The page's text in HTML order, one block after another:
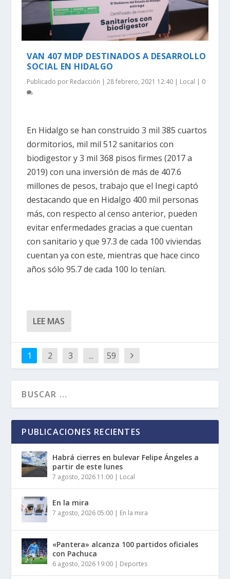
VAN 407 MDP DESTINADOS A DESARROLLO
SOCIAL EN HIDALGO
Publicado por Redacción |28 febrero, 2021 12:40 | Local | 0
En Hidalgo se han construido 3 mil 385 cuartos
dormitorios, mil mil 512 sanitarios con
biodigestor y 3 mil 368 pisos firmes (2017 a
2019) con una inversión de más de 407.6
millones de pesos, trabajo que el Inegi captó
destacando que en Hidalgo 400 mil personas
más, con respecto al censo anterior, pueden
evitar enfermedades gracias a que cuentan
con sanitario y que 97.3 de cada 100 viviendas
cuentan ya con este, mientras que hace cinco
años sólo 95.7 de cada 100 lo tenían.
LEE MAS
1 2 3 ... 59
PUBLICACIONES RECIENTES
Habrá cierres en bulevar Felipe Ángeles a
partir de este lunes
7 agosto, 2026 11:00 | Local
En la mira
7 agosto, 2026 05:00 | En la mira
«Pantera» alcanza 100 partidos oficiales
con Pachuca
6 agosto, 2026 19:00 | Deportes